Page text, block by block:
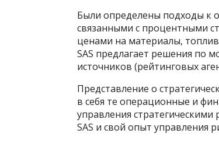
Были определены подходы к
связанными с процентными
ценами на материалы,
SAS предлагает решения по
источников (рейтинговых
Представление о
в себя те операционные и
управления
SAS и свой опыт управления